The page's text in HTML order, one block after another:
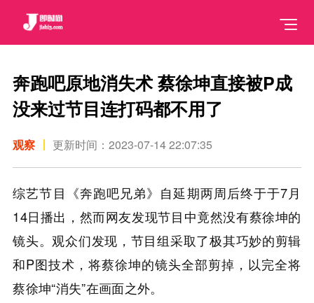
奔跑吧原地消失术 蔡徐坤直接被P成
没来过节目连打码都不用了
观察 更新时间：2023-07-14 22:07:35
综艺节目《奔跑吧兄弟》自延期两周后终于于7月
14日播出，然而网友发现节目中竟然没有蔡徐坤的
镜头。观众们发现，节目组采取了极其巧妙的剪辑
和P图技术，将蔡徐坤的镜头全部剪掉，以完全将
蔡徐坤“消失”在画面之外。